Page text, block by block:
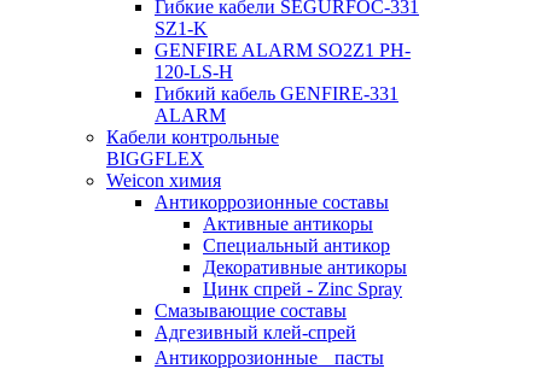
Гибкие кабели SEGURFOC-331
SZ1-K
GENFIRE ALARM SO2Z1 PH-
120-LS-H
Гибкий кабель GENFIRE-331
ALARM
Кабели контрольные
BIGGFLEX
Weicon химия
Антикоррозионные составы
Активные антикоры
Специальный антикор
Декоративные антикоры
Цинк спрей - Zinc Spray
Смазывающие составы
Адгезивный клей-спрей
Антикоррозионные пасты